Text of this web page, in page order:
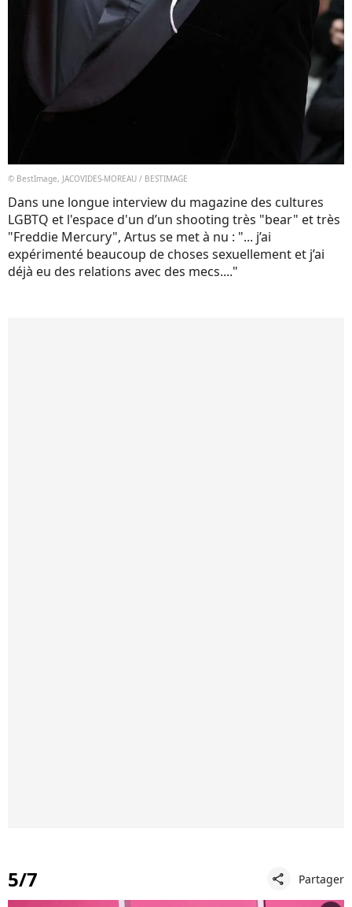
© BestImage, JACOVIDES-MOREAU / BESTIMAGE
Dans une longue interview du magazine des cultures
LGBTQ et l'espace d'un d’un shooting très "bear" et très
"Freddie Mercury", Artus se met à nu : "... j’ai
expérimenté beaucoup de choses sexuellement et j’ai
déjà eu des relations avec des mecs...."
5/7 share Partager